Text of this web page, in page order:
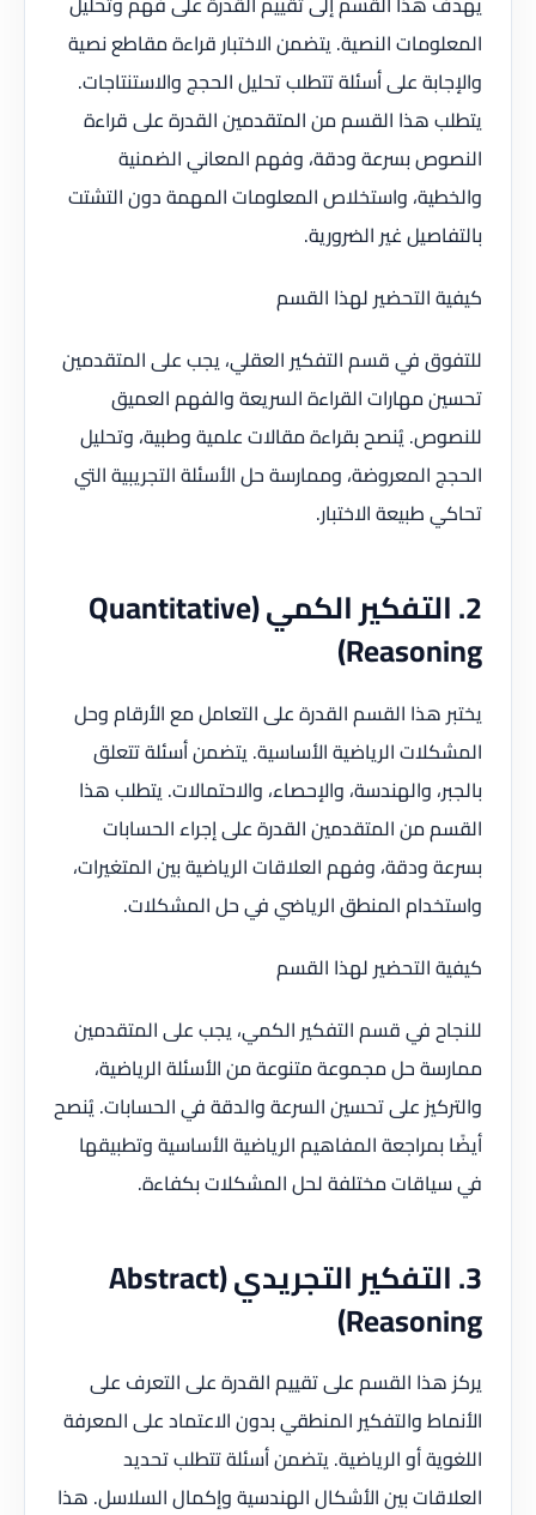
المعلومات النصية. يتضمن الاختبار قراءة مقاطع نصية
والإجابة على أسئلة تتطلب تحليل الحجج والاستنتاجات.
يتطلب هذا القسم من المتقدمين القدرة على قراءة
النصوص بسرعة ودقة، وفهم المعاني الضمنية
والخطية، واستخلاص المعلومات المهمة دون التشتت
بالتفاصيل غير الضرورية.
كيفية التحضير لهذا القسم
للتفوق في قسم التفكير العقلي، يجب على المتقدمين
تحسين مهارات القراءة السريعة والفهم العميق
للنصوص. يُنصح بقراءة مقالات علمية وطبية، وتحليل
الحجج المعروضة، وممارسة حل الأسئلة التجريبية التي
تحاكي طبيعة الاختبار.
2. التفكير الكمي (Quantitative
Reasoning)
يختبر هذا القسم القدرة على التعامل مع الأرقام وحل
المشكلات الرياضية الأساسية. يتضمن أسئلة تتعلق
بالجبر، والهندسة، والإحصاء، والاحتمالات. يتطلب هذا
القسم من المتقدمين القدرة على إجراء الحسابات
بسرعة ودقة، وفهم العلاقات الرياضية بين المتغيرات،
واستخدام المنطق الرياضي في حل المشكلات.
كيفية التحضير لهذا القسم
للنجاح في قسم التفكير الكمي، يجب على المتقدمين
ممارسة حل مجموعة متنوعة من الأسئلة الرياضية،
والتركيز على تحسين السرعة والدقة في الحسابات. يُنصح
أيضًا بمراجعة المفاهيم الرياضية الأساسية وتطبيقها
في سياقات مختلفة لحل المشكلات بكفاءة.
3. التفكير التجريدي (Abstract
Reasoning)
يركز هذا القسم على تقييم القدرة على التعرف على
الأنماط والتفكير المنطقي بدون الاعتماد على المعرفة
اللغوية أو الرياضية. يتضمن أسئلة تتطلب تحديد
العلاقات بين الأشكال الهندسية وإكمال السلاسل. هذا